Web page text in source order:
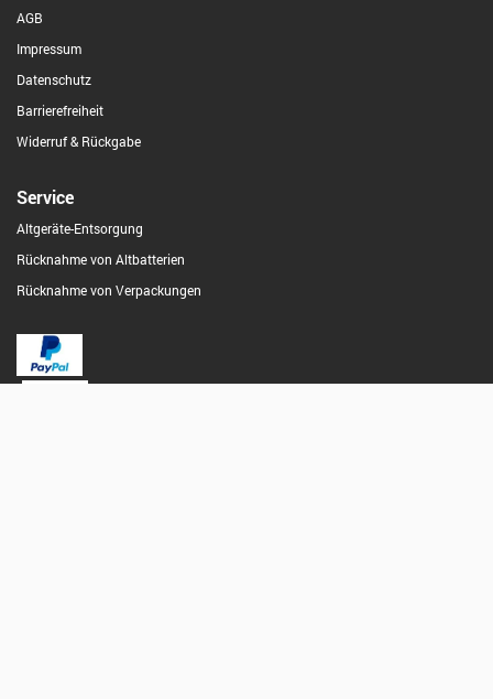
AGB
Impressum
Datenschutz
Barrierefreiheit
Widerruf & Rückgabe
Service
Altgeräte-Entsorgung
Rücknahme von Altbatterien
Rücknahme von Verpackungen